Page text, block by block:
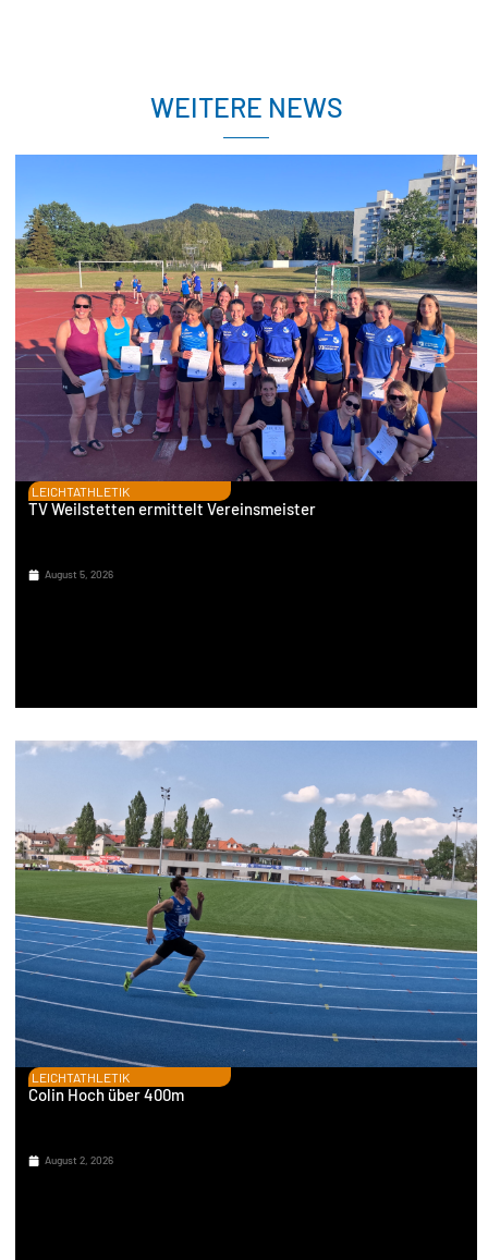
WEITERE NEWS
LEICHTATHLETIK
TV Weilstetten ermittelt Vereinsmeister
August 5, 2026
LEICHTATHLETIK
Colin Hoch über 400m
August 2, 2026